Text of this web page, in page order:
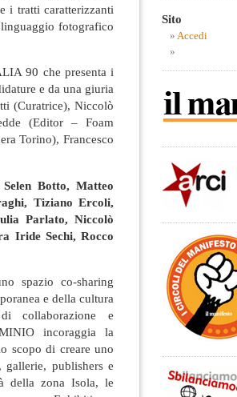
i tratti caratterizzanti
fotografico
90 che presenta i
e da una giuria
(Curatrice), Niccolò
(Editor – Foam
Torino), Francesco
Botto, Matteo
Tiziano Ercoli,
Parlato, Niccolò
Iride Sechi, Rocco
spazio co-sharing
e della cultura
collaborazione e
incoraggia la
scopo di creare uno
publishers e
della zona Isola, le
Sito
Accedi